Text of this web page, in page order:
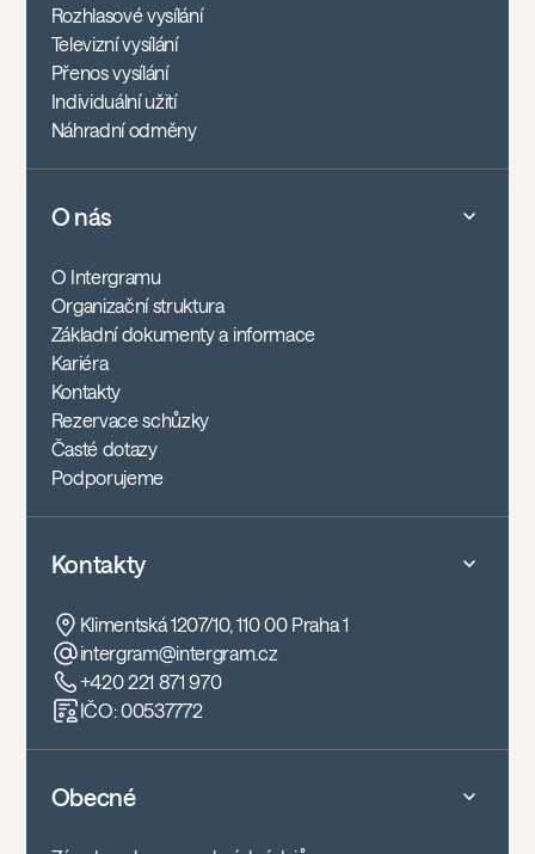
Rozhlasové vysílání
Televizní vysílání
Přenos vysílání
Individuální užití
Náhradní odměny
O nás
O Intergramu
Organizační struktura
Základní dokumenty a informace
Kariéra
Kontakty
Rezervace schůzky
Časté dotazy
Podporujeme
Kontakty
Klimentská 1207/10, 110 00 Praha 1
intergram@intergram.cz
+420 221 871 970
IČO: 00537772
Obecné